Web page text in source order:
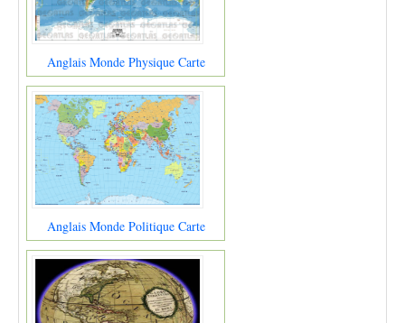
Anglais Monde Physique Carte
Anglais Monde Politique Carte